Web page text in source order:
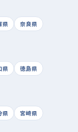
県
奈良県
県
徳島県
県
宮崎県